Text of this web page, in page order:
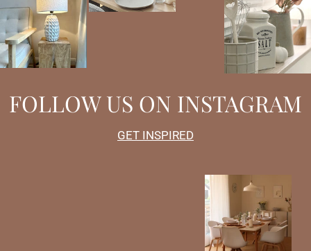
FOLLOW US ON INSTAGRAM
GET INSPIRED